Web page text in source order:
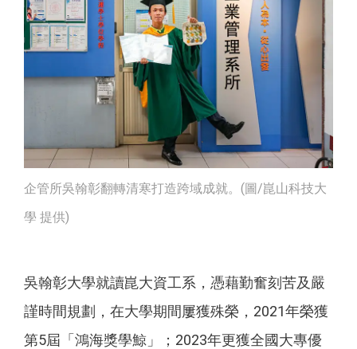
企管所吳翰彰翻轉清寒打造跨域成就。(圖/崑山科技大
學 提供)
吳翰彰大學就讀崑大資工系，憑藉勤奮刻苦及嚴
謹時間規劃，在大學期間屢獲殊榮，2021年榮獲
第5屆「鴻海獎學鯨」；2023年更獲全國大專優